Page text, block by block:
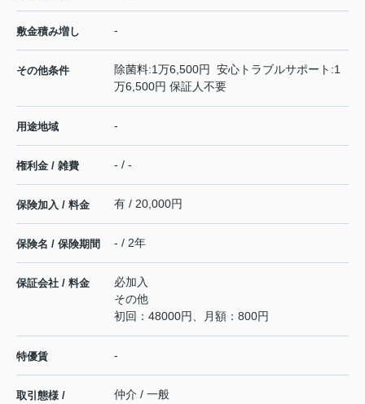
敷金積み増し -
その他条件
除菌料:1万6,500円 安心トラブルサポート:1
万6,500円 保証人不要
用途地域 -
権利金 / 雑費 - / -
保険加入 / 料金 有 / 20,000円
保険名 / 保険期間 - / 2年
保証会社 / 料金
必加入
その他
初回：48000円、月額：800円
特優賃 -
取引態様 /
仲介 / 一般